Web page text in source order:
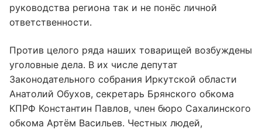
руководства региона так и не понёс личной
ответственности.
Против целого ряда наших товарищей возбуждены
уголовные дела. В их числе депутат
Законодательного собрания Иркутской области
Анатолий Обухов, секретарь Брянского обкома
КПРФ Константин Павлов, член бюро Сахалинского
обкома Артём Васильев. Честных людей,